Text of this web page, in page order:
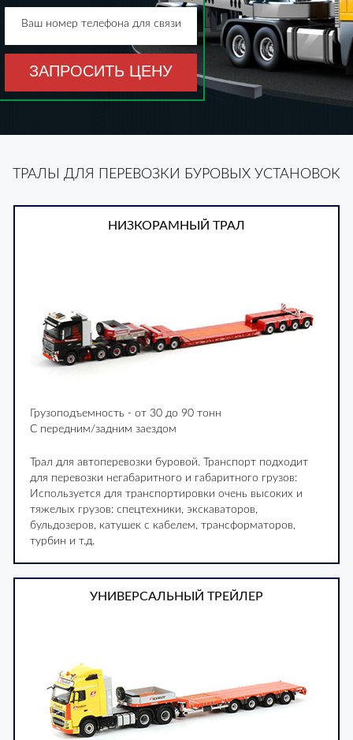
ЗАПРОСИТЬ ЦЕНУ
Ваш номер телефона для связи
ТРАЛЫ ДЛЯ ПЕРЕВОЗКИ БУРОВЫХ УСТАНОВОК
НИЗКОРАМНЫЙ ТРАЛ
Грузоподъемность - от 30 до 90 тонн
С передним/задним заездом
Трал для автоперевозки буровой. Транспорт подходит
для перевозки негабаритного и габаритного грузов:
Используется для транспортировки очень высоких и
тяжелых грузов: спецтехники, экскаваторов,
бульдозеров, катушек с кабелем, трансформаторов,
турбин и т.д.
УНИВЕРСАЛЬНЫЙ ТРЕЙЛЕР